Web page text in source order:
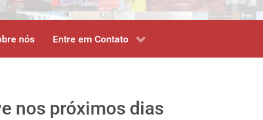
nós Entre em Contato
nos próximos dias